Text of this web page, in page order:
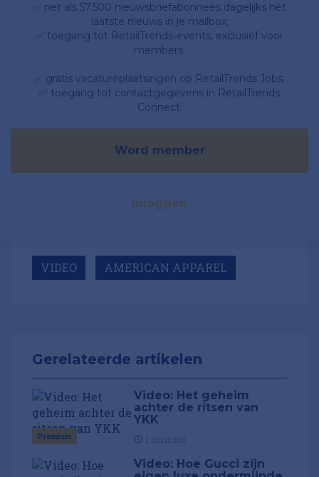
✅ net als 57.500 nieuwsbriefabonnees dagelijks het
laatste nieuws in je mailbox;
✅ toegang tot RetailTrends-events, exclusief voor
members.
✅ gratis vacatureplaatsingen op RetailTrends Jobs;
✅ toegang tot contactgegevens in RetailTrends
Connect.
Word member
Inloggen
VIDEO AMERICAN APPAREL
Gerelateerde artikelen
Premium
Video: Het geheim
achter de ritsen van
YKK
Video: Hoe Gucci zijn